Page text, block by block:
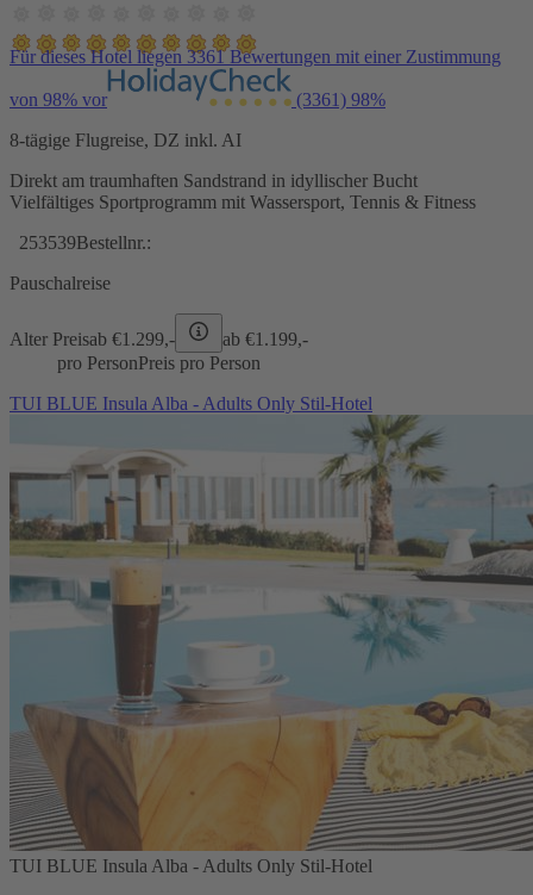
Für dieses Hotel liegen 3361 Bewertungen mit einer Zustimmung
von 98% vor (3361) 98%
8-tägige Flugreise, DZ inkl. AI
Direkt am traumhaften Sandstrand in idyllischer Bucht
Vielfältiges Sportprogramm mit Wassersport, Tennis & Fitness
253539Bestellnr.:
Pauschalreise
Alter Preisab €1.299,- ab €1.199,-
pro PersonPreis pro Person
TUI BLUE Insula Alba - Adults Only Stil-Hotel
TUI BLUE Insula Alba - Adults Only Stil-Hotel